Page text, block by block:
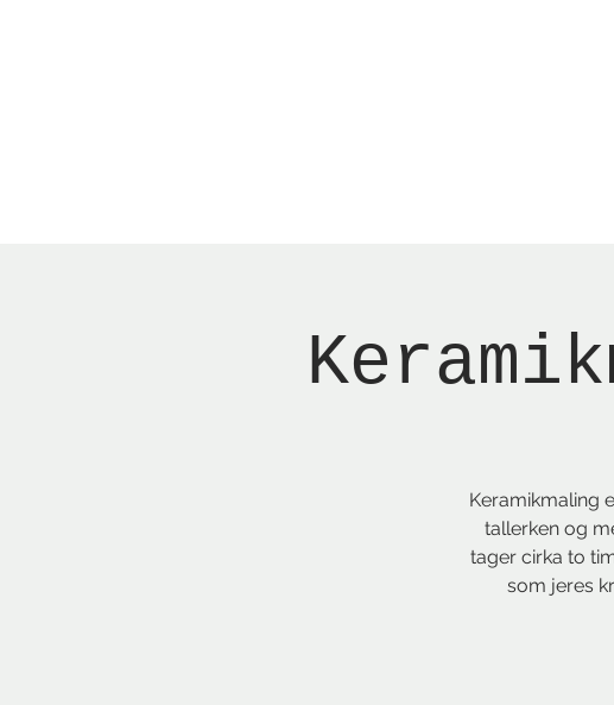
Keramikmaling
tallerken og
tager cirka to
som jeres